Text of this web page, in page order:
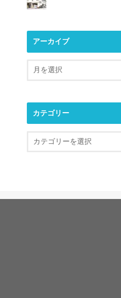
アーカイブ
カテゴリー